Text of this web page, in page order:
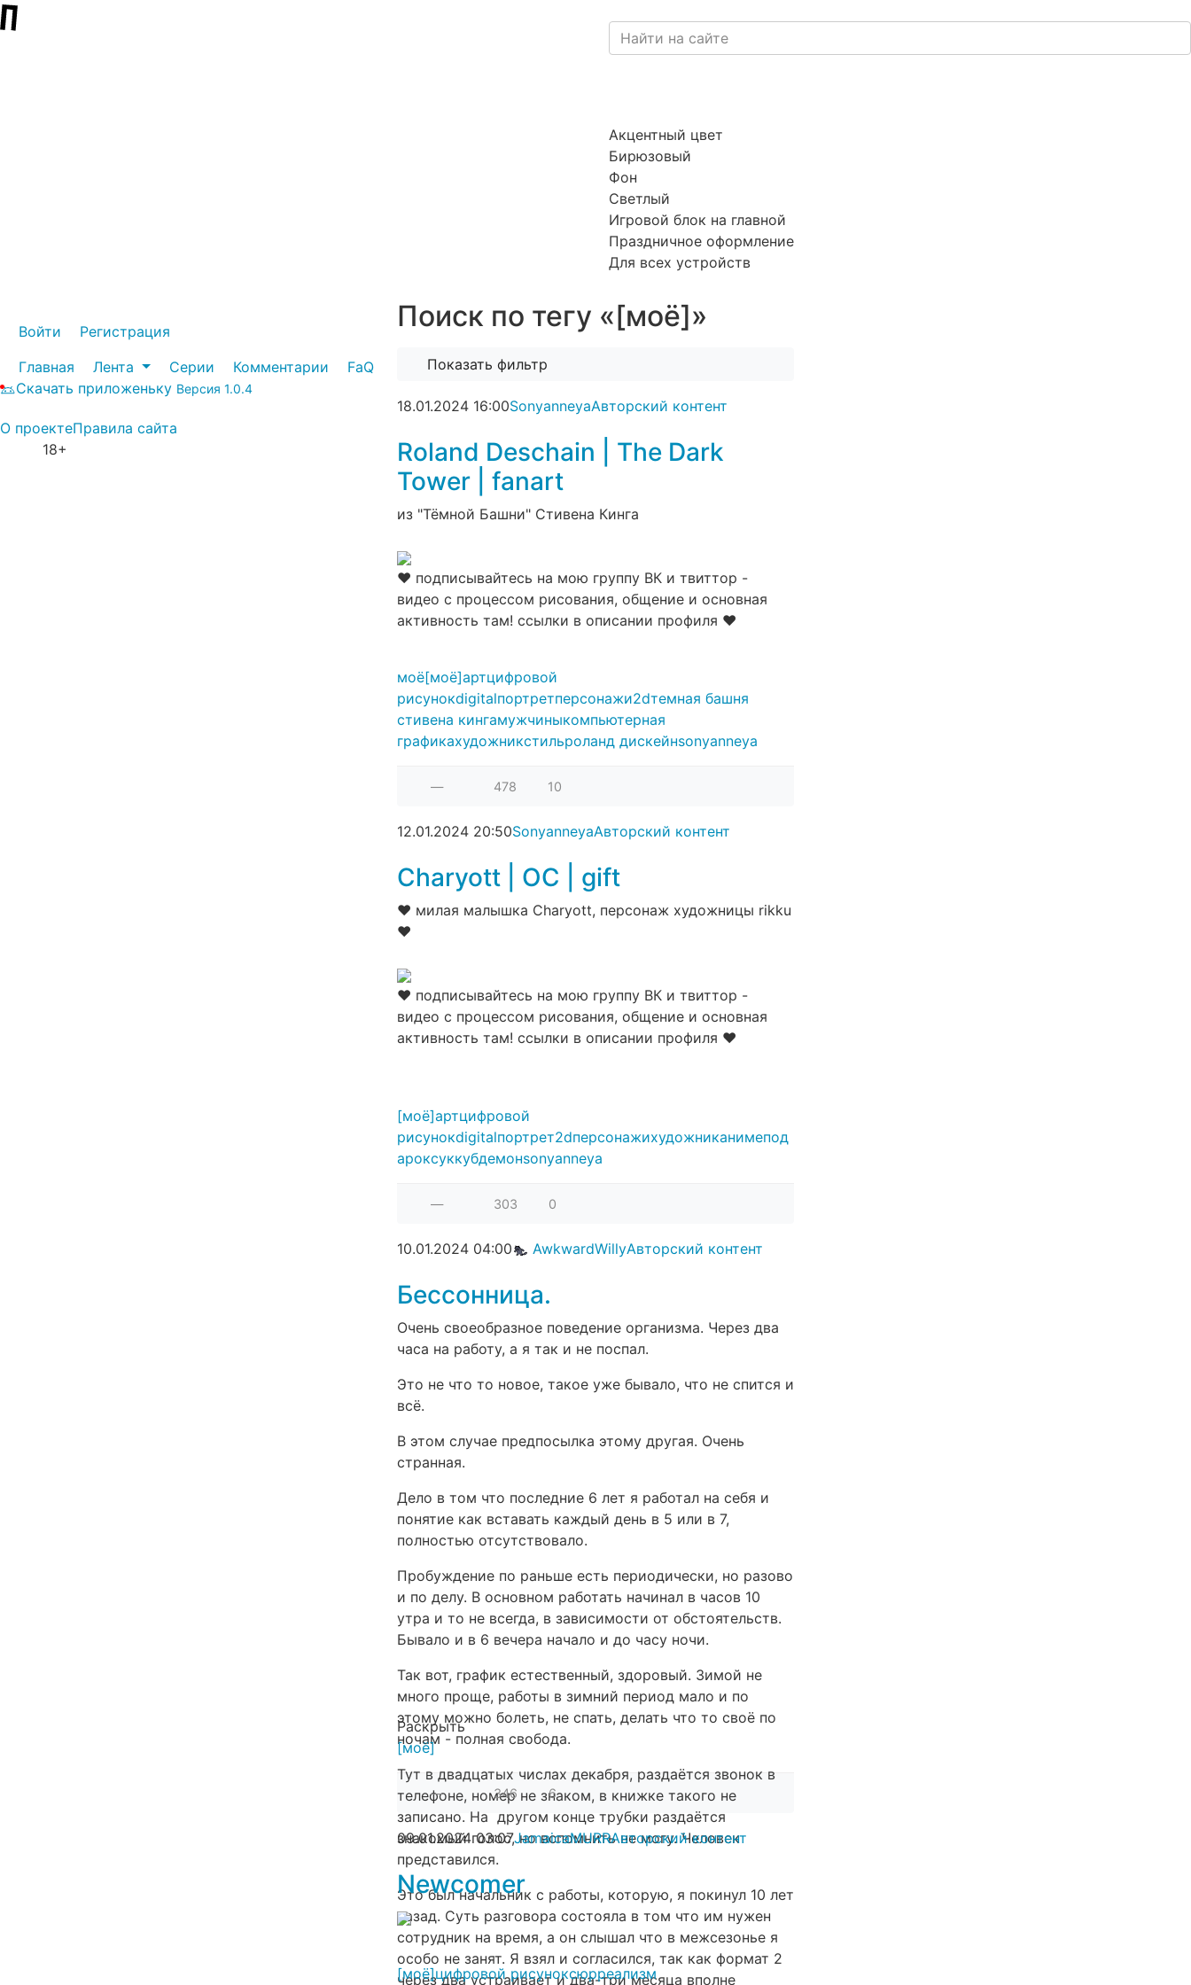
Акцентный цвет
Бирюзовый
Фон
Светлый
Игровой блок на главной
Праздничное оформление
Для всех устройств
Войти
Регистрация
Главная
Лента Серии Комментарии
FaQ
Скачать приложеньку Версия 1.0.4
О проектеПравила сайта
18+
Поиск по тегу «[моё]»
Показать фильтр
18.01.2024 16:00SonyanneyaАвторский контент
Roland Deschain | The Dark
Tower | fanart⁠⁠
из "Тёмной Башни" Стивена Кинга
♥ подписывайтесь на мою группу ВК и твиттор -
видео с процессом рисования, общение и основная
активность там! ссылки в описании профиля ♥
моё[моё]артцифровой
рисунокdigitalпортретперсонажи2dтемная башня
стивена кингамужчиныкомпьютерная
графикахудожникстильроланд дискейнsonyanneya
— 478 10
12.01.2024 20:50SonyanneyaАвторский контент
Charyott | OC | gift⁠⁠
♥ милая малышка Charyott, персонаж художницы rikku
♥
♥ подписывайтесь на мою группу ВК и твиттор -
видео с процессом рисования, общение и основная
активность там! ссылки в описании профиля ♥
[моё]артцифровой
рисунокdigitalпортрет2dперсонажихудожниканимепод
ароксуккубдемонsonyanneya
— 303 0
10.01.2024 04:00 AwkwardWillyАвторский контент
Бессонница.
Очень своеобразное поведение организма. Через два
часа на работу, а я так и не поспал.
Это не что то новое, такое уже бывало, что не спится и
всё.
В этом случае предпосылка этому другая. Очень
странная.
Дело в том что последние 6 лет я работал на себя и
понятие как вставать каждый день в 5 или в 7,
полностью отсутствовало.
Пробуждение по раньше есть периодически, но разово
и по делу. В основном работать начинал в часов 10
утра и то не всегда, в зависимости от обстоятельств.
Бывало и в 6 вечера начало и до часу ночи.
Так вот, график естественный, здоровый. Зимой не
много проще, работы в зимний период мало и по
этому можно болеть, не спать, делать что то своё по
ночам - полная свобода.
Тут в двадцатых числах декабря, раздаётся звонок в
телефоне, номер не знаком, в книжке такого не
записано. На другом конце трубки раздаётся
знакомый голос, но вспомнить не могу. Человек
представился.
Это был начальник с работы, которую, я покинул 10 лет
назад. Суть разговора состояла в том что им нужен
сотрудник на время, а он слышал что в межсезонье я
особо не занят. Я взял и согласился, так как формат 2
через два устраивает и два-три месяца вполне
Раскрыть
[моё]
— 346 6
09.01.2024 03:07JamaicaMURRАвторский контент
Newcomer
[моё]цифровой рисуноксюрреализм